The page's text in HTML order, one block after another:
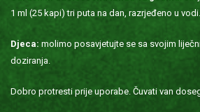
1 ml (25 kapi) tri puta na dan, razrjeđeno u vodi.
Djeca: molimo posavjetujte se sa svojim
doziranja.
Dobro protresti prije uporabe. Čuvati van